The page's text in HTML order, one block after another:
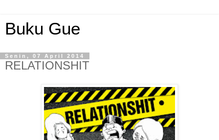
Buku Gue
Senin, 07 April 2014
RELATIONSHIT